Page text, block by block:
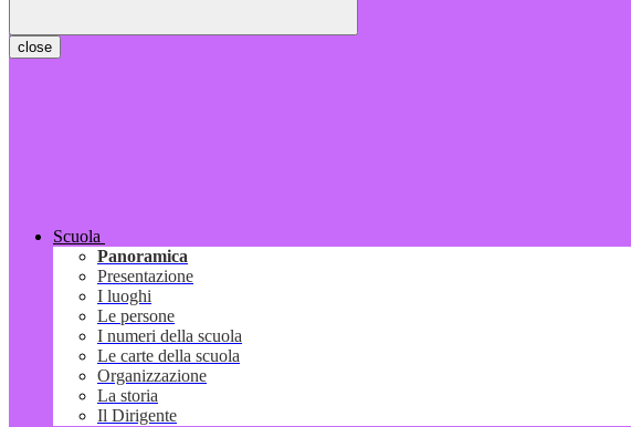
close
Scuola
Panoramica
Presentazione
I luoghi
Le persone
I numeri della scuola
Le carte della scuola
Organizzazione
La storia
Il Dirigente